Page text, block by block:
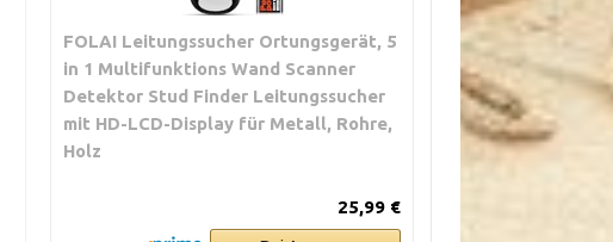
FOLAI Leitungssucher Ortungsgerät, 5
in 1 Multifunktions Wand Scanner
Detektor Stud Finder Leitungssucher
mit HD-LCD-Display für Metall, Rohre,
Holz
25,99 €